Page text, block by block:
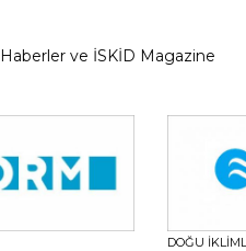
Haberler ve İSKİD Magazine
DOĞU